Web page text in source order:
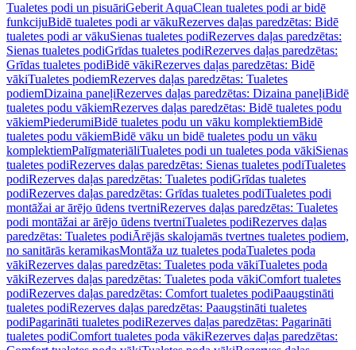
Tualetes podi un pisuāriGeberit AquaClean tualetes podi ar bidē
funkcijuBidē tualetes podi ar vākuRezerves daļas paredzētas: Bidē
tualetes podi ar vākuSienas tualetes podiRezerves daļas paredzētas:
Sienas tualetes podiGrīdas tualetes podiRezerves daļas paredzētas:
Grīdas tualetes podiBidē vākiRezerves daļas paredzētas: Bidē
vākiTualetes podiemRezerves daļas paredzētas: Tualetes
podiemDizaina paneļiRezerves daļas paredzētas: Dizaina paneļiBidē
tualetes podu vākiemRezerves daļas paredzētas: Bidē tualetes podu
vākiemPiederumiBidē tualetes podu un vāku komplektiemBidē
tualetes podu vākiemBidē vāku un bidē tualetes podu un vāku
komplektiemPalīgmateriāliTualetes podi un tualetes poda vākiSienas
tualetes podiRezerves daļas paredzētas: Sienas tualetes podiTualetes
podiRezerves daļas paredzētas: Tualetes podiGrīdas tualetes
podiRezerves daļas paredzētas: Grīdas tualetes podiTualetes podi
montāžai ar ārējo ūdens tvertniRezerves daļas paredzētas: Tualetes
podi montāžai ar ārējo ūdens tvertniTualetes podiRezerves daļas
paredzētas: Tualetes podiĀrējās skalojamās tvertnes tualetes podiem,
no sanitārās keramikasMontāža uz tualetes podaTualetes poda
vākiRezerves daļas paredzētas: Tualetes poda vākiTualetes poda
vākiRezerves daļas paredzētas: Tualetes poda vākiComfort tualetes
podiRezerves daļas paredzētas: Comfort tualetes podiPaaugstināti
tualetes podiRezerves daļas paredzētas: Paaugstināti tualetes
podiPagarināti tualetes podiRezerves daļas paredzētas: Pagarināti
tualetes podiComfort tualetes poda vākiRezerves daļas paredzētas: